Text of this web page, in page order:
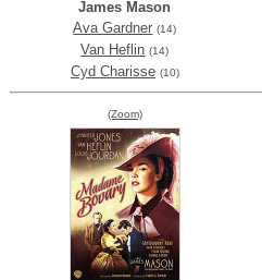
James Mason
Ava Gardner (14)
Van Heflin (14)
Cyd Charisse (10)
(Zoom)